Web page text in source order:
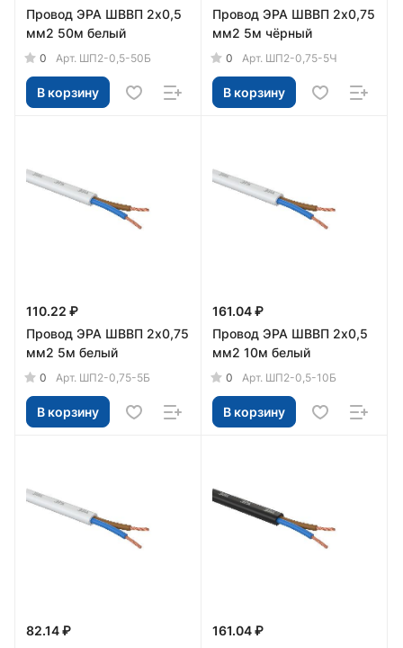
Провод ЭРА ШВВП 2х0,5
мм2 50м белый
0 Арт. ШП2-0,5-50Б
В корзину
Провод ЭРА ШВВП 2х0,75
мм2 5м чёрный
0 Арт. ШП2-0,75-5Ч
В корзину
110.22 ₽
Провод ЭРА ШВВП 2х0,75
мм2 5м белый
0 Арт. ШП2-0,75-5Б
В корзину
161.04 ₽
Провод ЭРА ШВВП 2х0,5
мм2 10м белый
0 Арт. ШП2-0,5-10Б
В корзину
82.14 ₽
161.04 ₽